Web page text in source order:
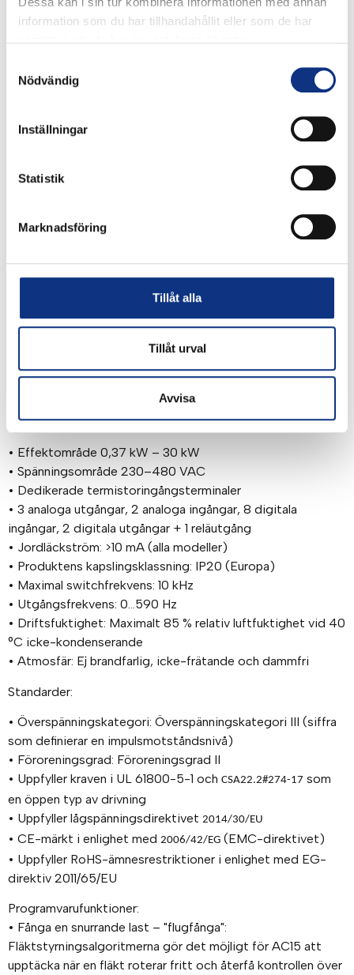
information som du har tillhandahållit eller som de har
Nödvändig
Inställningar
Statistik
Marknadsföring
Tillåt alla
Tillåt urval
Avvisa
• Kabelhållare (säljs separat) förenklar installationen
• Konformt belagd för skydd mot tuffa miljöer som
standard
• Utbytbara fläktar
• Säkert vridmomentavstängning: SIL2, PLd
• Transportörer
• Förpackningsmaskiner
• Bandningsmaskiner
• Industriella tvättmaskiner
• Maskinverktygsspindlar
Tekniska specifikationer:
• Effektområde 0,37 kW – 30 kW
• Spänningsområde 230–480 VAC
• Dedikerade termistoringångsterminaler
• 3 analoga utgångar, 2 analoga ingångar, 8 digitala
ingångar, 2 digitala utgångar + 1 reläutgång
• Jordläckström: >10 mA (alla modeller)
• Produktens kapslingsklassning: IP20 (Europa)
• Maximal switchfrekvens: 10 kHz
• Utgångsfrekvens: 0…590 Hz
• Driftsfuktighet: Maximalt 85 % relativ luftfuktighet vid 40
°C icke-kondenserande
• Atmosfär: Ej brandfarlig, icke-frätande och dammfri
Standarder:
• Överspänningskategori: Överspänningskategori III (siffra
som definierar en impulsmotståndsnivå)
• Föroreningsgrad: Föroreningsgrad II
• Uppfyller kraven i UL 61800-5-1 och CSA22.2#274-17 som
en öppen typ av drivning
• Uppfyller lågspänningsdirektivet 2014/30/EU
• CE-märkt i enlighet med 2006/42/EG (EMC-direktivet)
• Uppfyller RoHS-ämnesrestriktioner i enlighet med EG-
direktiv 2011/65/EU
Programvarufunktioner:
• Fånga en snurrande last – "flugfånga":
Fläktstyrningsalgoritmerna gör det möjligt för AC15 att
upptäcka när en fläkt roterar fritt och återfå kontrollen över